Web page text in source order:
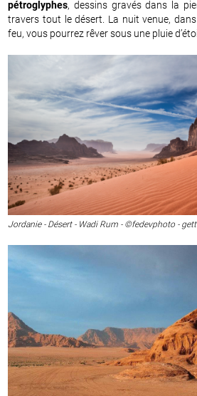
pétroglyphes, dessins gravés dans la
travers tout le désert. La nuit venue,
feu, vous pourrez rêver sous une pluie
Jordanie - Désert - Wadi Rum - ©fedevphoto -